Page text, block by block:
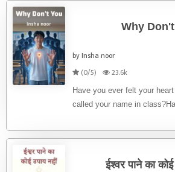
Why
by Insha noor
(0/5)
23.6k
Have you ever felt your
called your name in
ईश्वर पाने का